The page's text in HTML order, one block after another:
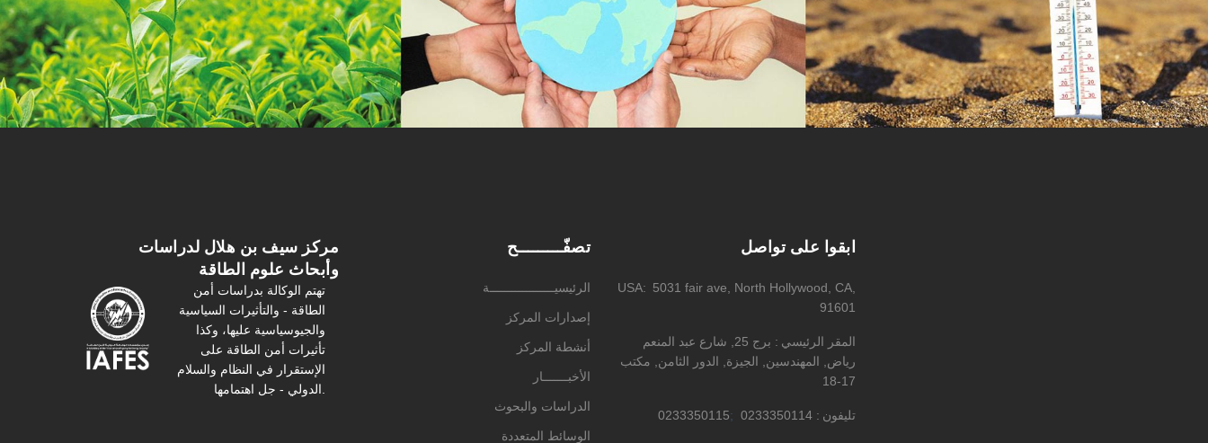
مركز سیف بن هلال لدراسات
وأبحاث علوم الطاقة
تهتم الوكالة بدراسات أمن
الطاقة - والتأثیرات السیاسیة
والجیوسیاسیة عليها، وكذا
تأثیرات أمن الطاقة على
الإستقرار في النظام والسلام
تصفّـــــــــح
الرئيسيــــــــــــــــــة
إصدارات المركز
أنشطة المركز
الأخبـــــــار
الدراسات والبحوث
الوسائط المتعددة
ابقوا على تواصل
USA
5031 fair ave, North Hollywood, CA,
91601
المقر الرئيسي
برج 25, شارع عبد المنعم
رياض, المهندسين, الجيزة, الدور الثامن, مكتب
17-18
تليفون 0233350114
0233350115